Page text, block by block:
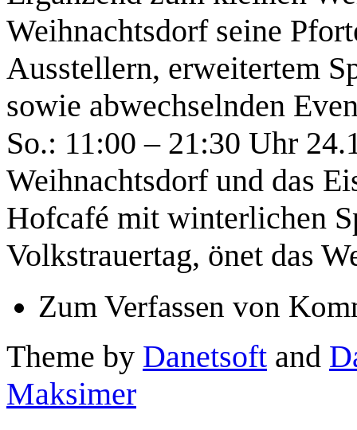
Weihnachtsdorf seine
Ausstellern, erweitertem
sowie abwechselnden
So.: 11:00 – 21:30 Uhr
Weihnachtsdorf und das
Hofcafé mit winterlichen
Volkstrauertag, önet das
Zum Verfassen von
Theme by Danetsoft and
Maksimer